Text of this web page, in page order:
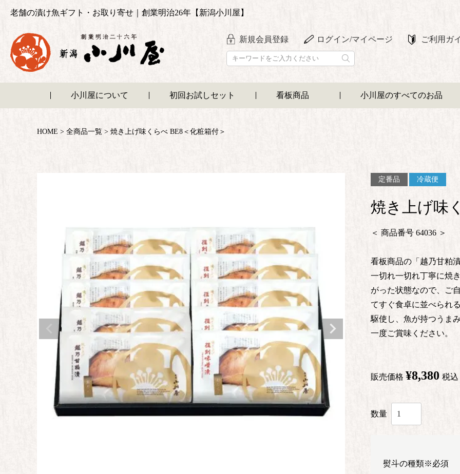
老舗の漬け魚ギフト・お取り寄せ｜創業明治26年【新潟小川屋】
新規会員登録 ログイン/マイページ ご利用ガ
小川屋について 初回お試しセット 看板商品 小川屋のすべてのお品
HOME 全商品一覧 焼き上げ味くらべ BE8＜化粧箱付＞
定番品 冷蔵便
焼き上げ味
商品番号 64036
看板商品の「越乃甘粕
一切れ一切れ丁寧に焼
がった状態なので、ご
てすぐ食卓に並べられ
駆使し、魚が持つうま
一度ご賞味ください。
販売価格 ¥8,380 税込
熨斗の種類※必須